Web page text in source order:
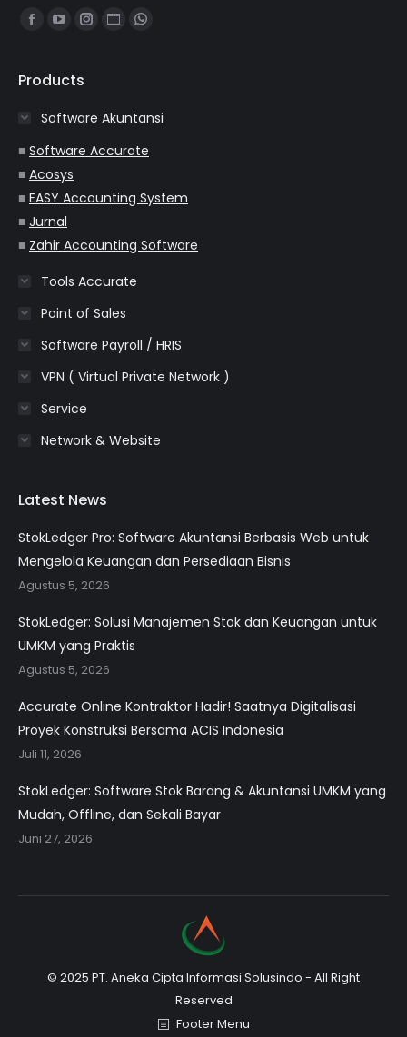
Find us on:
Facebook
opens
new
window
YouTube
opens
new
window
Instagram
new
window
Website
new
window
Whatsapp
new
window
Products
Software Akuntansi
■ Software Accurate
■ Acosys
■ EASY Accounting System
■ Jurnal
■ Zahir Accounting Software
Tools Accurate
Point of Sales
Software Payroll / HRIS
VPN ( Virtual Private Network )
Service
Network & Website
Latest News
StokLedger Pro: Software Akuntansi Berbasis Web untuk
Mengelola Keuangan dan Persediaan Bisnis
Agustus 5, 2026
StokLedger: Solusi Manajemen Stok dan Keuangan untuk
UMKM yang Praktis
Agustus 5, 2026
Accurate Online Kontraktor Hadir! Saatnya Digitalisasi
Proyek Konstruksi Bersama ACIS Indonesia
Juli 11, 2026
StokLedger: Software Stok Barang & Akuntansi UMKM yang
Mudah, Offline, dan Sekali Bayar
Juni 27, 2026
© 2025 PT. Aneka Cipta Informasi Solusindo - All Right
Reserved
Footer Menu